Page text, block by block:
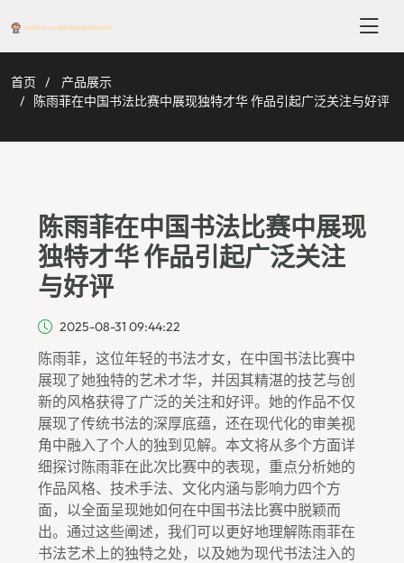
首页
产品展示
陈雨菲在中国书法比赛中展现独特才华 作品引起广泛关注与好评
陈雨菲在中国书法比赛中展现
独特才华 作品引起广泛关注
与好评
2025-08-31 09:44:22
陈雨菲，这位年轻的书法才女，在中国书法比赛中
展现了她独特的艺术才华，并因其精湛的技艺与创
新的风格获得了广泛的关注和好评。她的作品不仅
展现了传统书法的深厚底蕴，还在现代化的审美视
角中融入了个人的独到见解。本文将从多个方面详
细探讨陈雨菲在此次比赛中的表现，重点分析她的
作品风格、技术手法、文化内涵与影响力四个方
面，以全面呈现她如何在中国书法比赛中脱颖而
出。通过这些阐述，我们可以更好地理解陈雨菲在
书法艺术上的独特之处，以及她为现代书法注入的